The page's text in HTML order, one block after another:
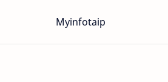
Myinfotaip